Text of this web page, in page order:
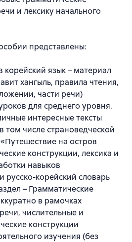
и лексику начального
представлены:
корейский язык – материал
хангыль, правила чтения,
части речи)
для среднего уровня.
интересные тексты
том числе страноведческой
на остров
конструкции, лексика и
навыков
русско-корейский словарь
– Грамматические
в рамочках
числительные и
конструкции
изучения (без